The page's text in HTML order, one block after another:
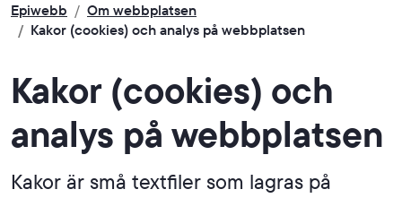
Epiwebb / Om webbplatsen
/ Kakor (cookies) och analys på webbplatsen
Kakor (cookies) och
analys på webbplatsen
Kakor är små textfiler som lagras på